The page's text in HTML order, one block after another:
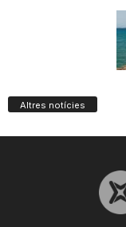
Altres notícies